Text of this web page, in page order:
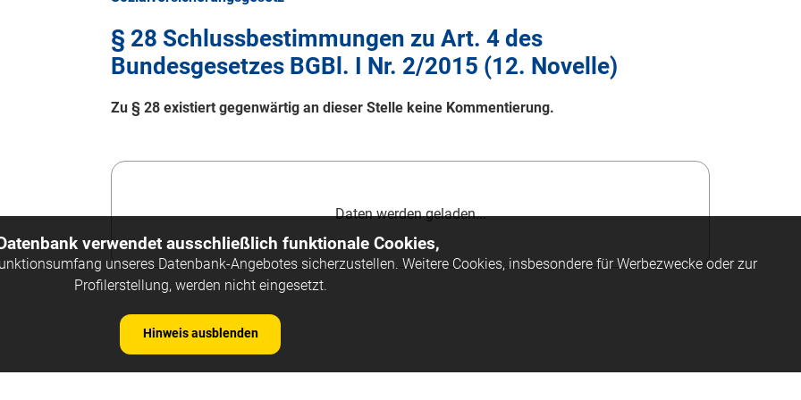
§ 28 Schlussbestimmungen zu Art. 4 des
Bundesgesetzes BGBl. I Nr. 2/2015 (12. Novelle)
Zu § 28 existiert gegenwärtig an dieser Stelle keine Kommentierung.
Daten werden geladen...
verwendet ausschließlich funktionale Cookies,
unseres Datenbank-Angebotes sicherzustellen. Weitere Cookies, insbesondere für Werbezwecke oder zur
Profilerstellung, werden nicht eingesetzt.
Hinweis ausblenden